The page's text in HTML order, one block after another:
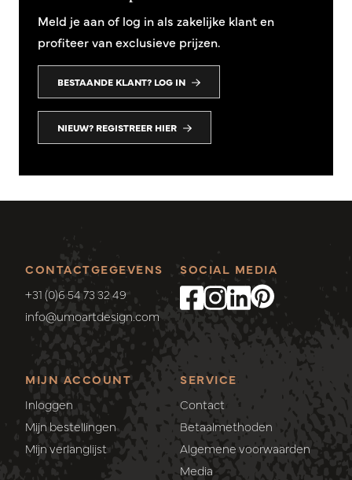
Meld je aan of log in als zakelijke klant en
profiteer van exclusieve prijzen.
BESTAANDE KLANT? LOG IN
NIEUW? REGISTREER HIER
CONTACTGEGEVENS
+31 (0)6 54 73 32 49
info@umoartdesign.com
MIJN ACCOUNT
Inloggen
Mijn bestellingen
Mijn verlanglijst
SERVICE
Contact
Betaalmethoden
Algemene voorwaarden
Media
SOCIAL MEDIA